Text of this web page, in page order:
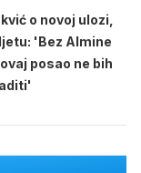
o novoj ulozi,
'Bez Almine
posao ne bih